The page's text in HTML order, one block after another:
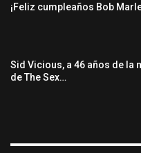
¡Feliz cumpleaños Bob
Sid Vicious, a 46 años de la
de The Sex…